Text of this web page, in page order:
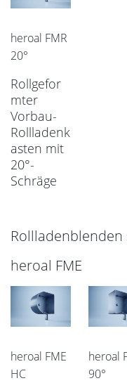
heroal FMR
20°
Rollgefor
mter
Vorbau-
Rollladenk
asten mit
20°-
Schräge
heroal FME
heroal FME
HC
heroal
90°